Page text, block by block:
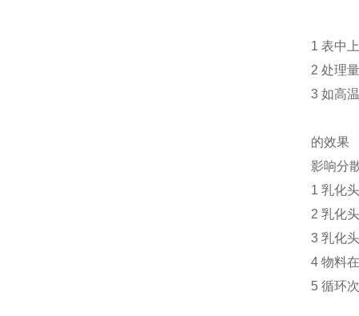
1 表中
2 处理
3 如高
的效果
影响分
1 乳化
2 乳化
3 乳化
4 物料
5 循环